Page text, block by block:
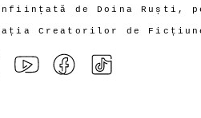
de Doina Ruști,
Creatorilor de